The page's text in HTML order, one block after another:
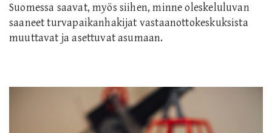
Suomessa saavat, myös siihen, minne oleskeluluvan
saaneet turvapaikanhakijat vastaanottokeskuksista
muuttavat ja asettuvat asumaan.